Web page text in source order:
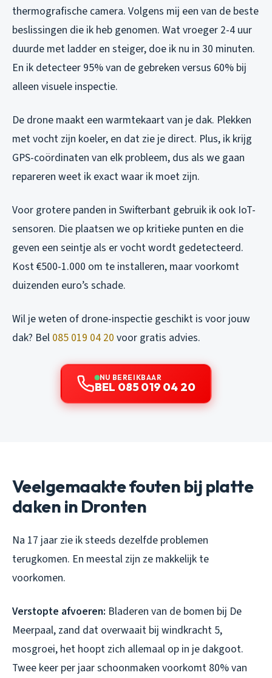
thermografische camera. Volgens mij een van de beste
beslissingen die ik heb genomen. Wat vroeger 2-4 uur
duurde met ladder en steiger, doe ik nu in 30 minuten.
En ik detecteer 95% van de gebreken versus 60% bij
alleen visuele inspectie.
De drone maakt een warmtekaart van je dak. Plekken
met vocht zijn koeler, en dat zie je direct. Plus, ik krijg
GPS-coördinaten van elk probleem, dus als we gaan
repareren weet ik exact waar ik moet zijn.
Voor grotere panden in Swifterbant gebruik ik ook IoT-
sensoren. Die plaatsen we op kritieke punten en die
geven een seintje als er vocht wordt gedetecteerd.
Kost €500-1.000 om te installeren, maar voorkomt
duizenden euro’s schade.
Wil je weten of drone-inspectie geschikt is voor jouw
dak? Bel 085 019 04 20 voor gratis advies.
NU BEREIKBAAR
BEL 085 019 04 20
Veelgemaakte fouten bij platte
daken in Dronten
Na 17 jaar zie ik steeds dezelfde problemen
terugkomen. En meestal zijn ze makkelijk te
voorkomen.
Verstopte afvoeren: Bladeren van de bomen bij De
Meerpaal, zand dat overwaait bij windkracht 5,
mosgroei, het hoopt zich allemaal op in je dakgoot.
Twee keer per jaar schoonmaken voorkomt 80% van